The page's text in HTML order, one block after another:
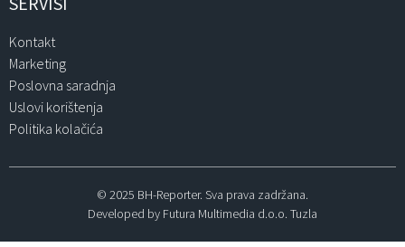
Kontakt
Marketing
Poslovna saradnja
Uslovi korištenja
Politika kolačića
© 2025 BH-Reporter. Sva prava zadržana.
Developed by Futura Multimedia d.o.o. Tuzla